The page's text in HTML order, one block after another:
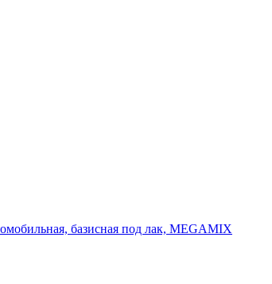
базисная под лак, MEGAMIX